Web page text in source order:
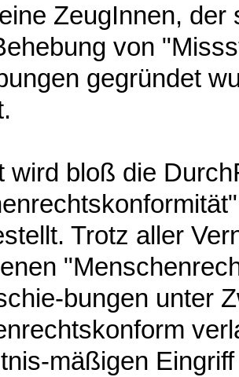
ZeugInnen,
von
gegründet
wird bloß die
Trotz aller
bungen unter
mäßigen